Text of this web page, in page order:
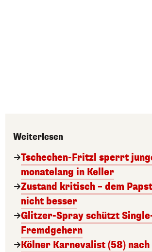
Weiterlesen
Tschechen-Fritzl sperrt
monatelang in Keller
Zustand kritisch – dem
nicht besser
Glitzer-Spray schützt
Fremdgehern
Kölner Karnevalist (58)